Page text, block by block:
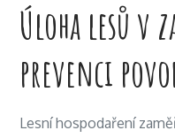
Úloha lesů v
prevenci
Lesní hospodaření